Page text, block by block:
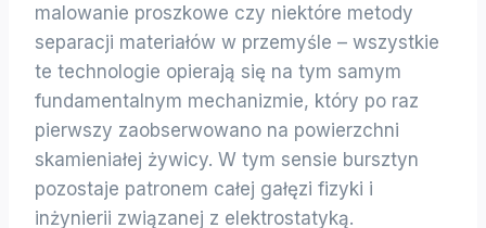
malowanie proszkowe czy niektóre metody
separacji materiałów w przemyśle – wszystkie
te technologie opierają się na tym samym
fundamentalnym mechanizmie, który po raz
pierwszy zaobserwowano na powierzchni
skamieniałej żywicy. W tym sensie bursztyn
pozostaje patronem całej gałęzi fizyki i
inżynierii związanej z elektrostatyką.